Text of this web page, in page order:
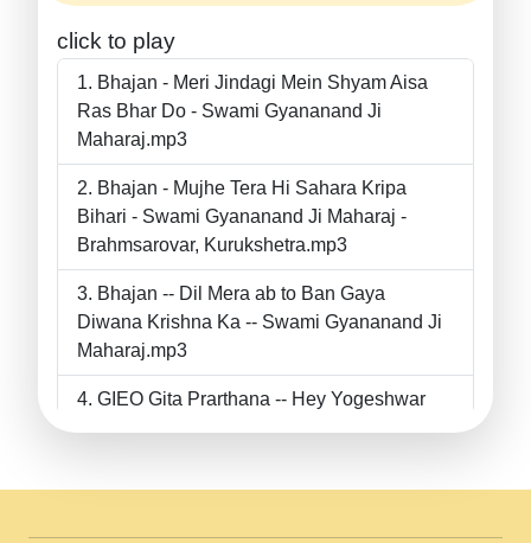
click to play
Bhajan - Meri Jindagi Mein Shyam Aisa
Ras Bhar Do - Swami Gyananand Ji
Maharaj.mp3
Bhajan - Mujhe Tera Hi Sahara Kripa
Bihari - Swami Gyananand Ji Maharaj -
Brahmsarovar, Kurukshetra.mp3
Bhajan -- Dil Mera ab to Ban Gaya
Diwana Krishna Ka -- Swami Gyananand Ji
Maharaj.mp3
GIEO Gita Prarthana -- Hey Yogeshwar
II Swami Gyananand Ji Maharaj.mp3